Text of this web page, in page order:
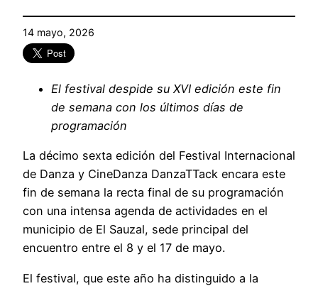
14 mayo, 2026
El festival despide su XVI edición este fin
de semana con los últimos días de
programación
La décimo sexta edición del Festival Internacional
de Danza y CineDanza DanzaTTack encara este
fin de semana la recta final de su programación
con una intensa agenda de actividades en el
municipio de El Sauzal, sede principal del
encuentro entre el 8 y el 17 de mayo.
El festival, que este año ha distinguido a la